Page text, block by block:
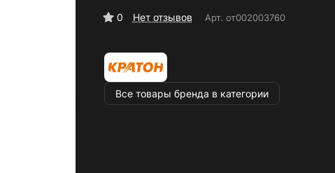
0 Нет отзывов Арт. от002003760
Все товары бренда в категории